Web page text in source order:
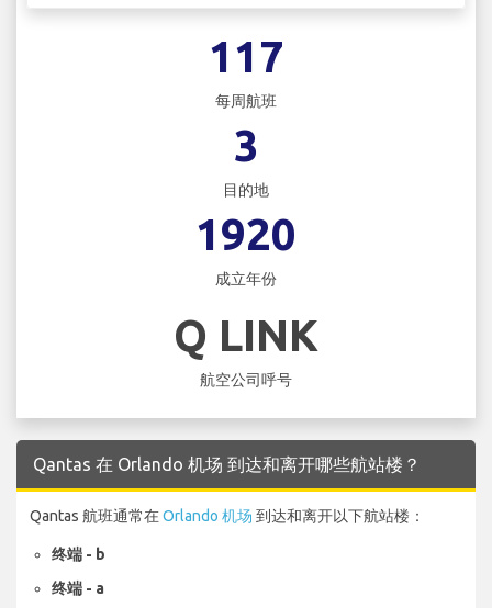
117
每周航班
3
目的地
1920
成立年份
Q LINK
航空公司呼号
Qantas 在 Orlando 机场 到达和离开哪些航站楼？
Qantas 航班通常在Orlando 机场 到达和离开以下航站楼：
终端 - b
终端 - a